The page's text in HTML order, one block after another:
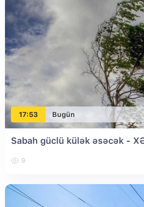
17:53 Bugün
Sabah güclü külək əsəcək -
9